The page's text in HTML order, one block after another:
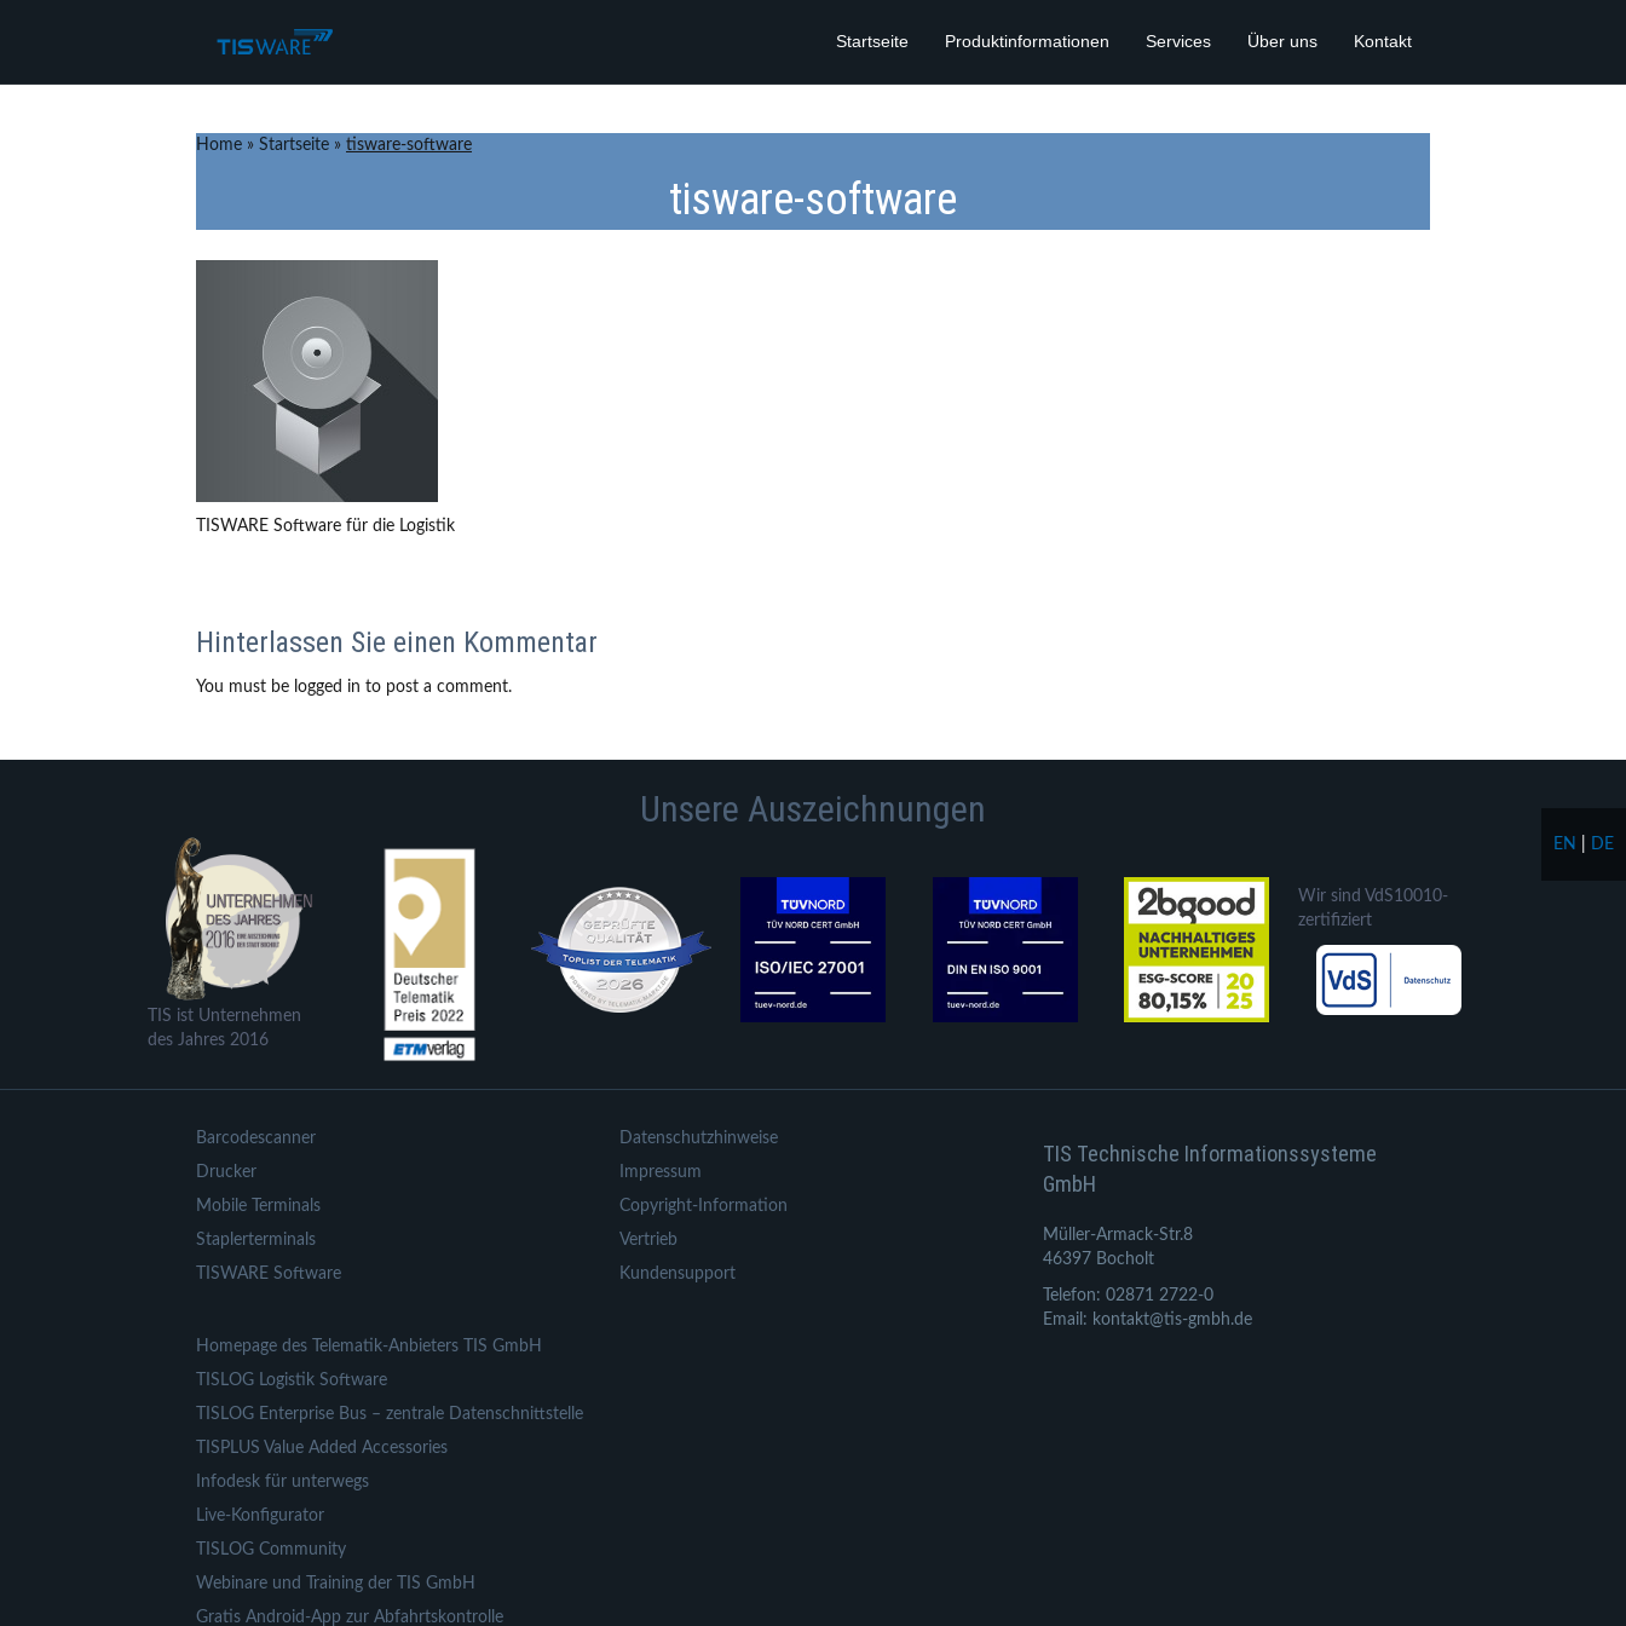
Startseite Produktinformationen Services Über uns Kontakt
Home » Startseite » tisware-software
tisware-software
TISWARE Software für die Logistik
Hinterlassen Sie einen Kommentar
You must be logged in to post a comment.
Unsere Auszeichnungen
TIS ist Unternehmen
des Jahres 2016
Wir sind VdS10010-
zertifiziert
Barcodescanner
Drucker
Mobile Terminals
Staplerterminals
TISWARE Software
Homepage des Telematik-Anbieters TIS GmbH
TISLOG Logistik Software
TISLOG Enterprise Bus – zentrale Datenschnittstelle
TISPLUS Value Added Accessories
Infodesk für unterwegs
Live-Konfigurator
TISLOG Community
Webinare und Training der TIS GmbH
Gratis Android-App zur Abfahrtskontrolle
Datenschutzhinweise
Impressum
Copyright-Information
Vertrieb
Kundensupport
TIS Technische Informationssysteme
GmbH
Müller-Armack-Str.8
46397 Bocholt
Telefon: 02871 2722-0
Email: kontakt@tis-gmbh.de
EN DE